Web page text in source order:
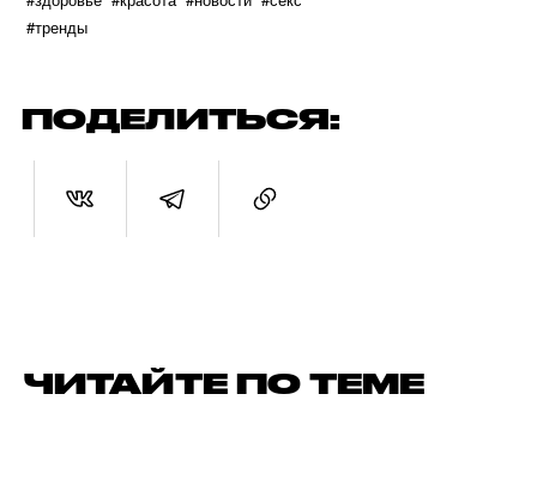
#тренды
ПОДЕЛИТЬСЯ:
ЧИТАЙТЕ ПО ТЕМЕ